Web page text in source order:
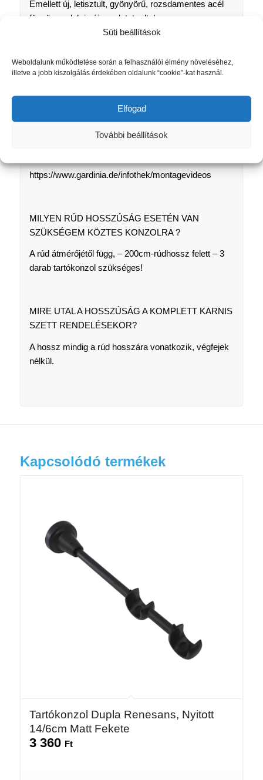
Süti beállítások
Weboldalunk működtetése során a felhasználói élmény növeléséhez,
illetve a jobb kiszolgálás érdekében oldalunk “cookie”-kat használ.
Elfogad
További beállítások
Emellett új, letisztult, gyönyörű, rozsdamentes acél
függönyrudak is új arculatot adtak az
ablakdekorációnak.
anyagválasztásnál ügyeljünk arra, hogy a helyiség
és a sötétítő függönyök kombinációja is használható.
A pontos termékinformációk és a telepítési,
https://www.gardinia.de/infothek/montagevideos
MILYEN RÚD HOSSZÚSÁG ESETÉN VAN
SZÜKSÉGEM KÖZTES KONZOLRA ?
A rúd átmérőjétől függ, – 200cm-rúdhossz felett – 3
darab tartókonzol szükséges!
MIRE UTAL A HOSSZÚSÁG A KOMPLETT KARNIS
SZETT RENDELÉSEKOR?
A hossz mindig a rúd hosszára vonatkozik, végfejek
nélkül.
Kapcsolódó termékek
Tartókonzol Dupla Renesans, Nyitott
14/6cm Matt Fekete
3 360 Ft